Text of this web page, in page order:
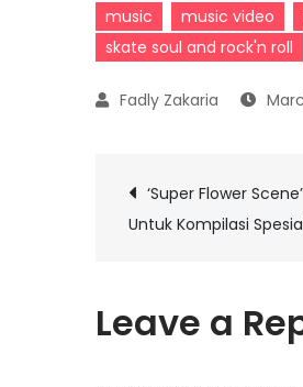
music music video
skate soul and rock'n roll
Post
‘Super Flower
Untuk Kompilasi
Leave a